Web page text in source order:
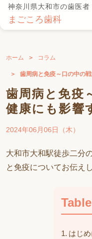
神奈川県大和市の歯医者
まごころ歯科
ホーム コラム
歯周病と免疫～口の中の
歯周病と免疫
健康にも影響
2024年06月06日（木）
大和市大和駅徒歩二分
と免疫についてお伝え
はじめ